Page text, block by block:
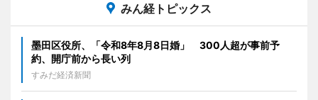
みん経トピックス
墨田区役所、「令和8年8月8日婚」 300人超が事前予
約、開庁前から長い列
すみだ経済新聞